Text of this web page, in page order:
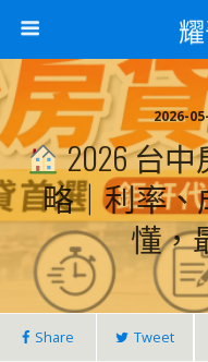
2026-
2026 台
略｜利率
懂，
Share Tweet